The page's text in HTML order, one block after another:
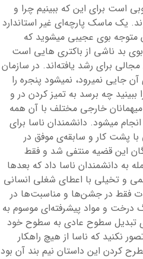
است برای این که ببینیم چرا و
یک ماسک پارچه‌ای غیر استاندارد
متوجه بوی عجیبی میشوید که
بد ناشی از باکتری هایی است
برای رشد یافته‌اند. در سازمان
جایی نمیرود، نمیشود پنجره را
ببینید چه برسد به تمیز کردن در و
خارجی مختلف با آن همه
میشود. دانشمندان ناسا برای
با پشت کار و سابقه‌ی موفق در
این قضیه منتفی شد و فقط
به دانشمندان ناسا داد که بعد‌ها
و تخیلی با اعطای شغلی انسانی
فقط در جشن‌ها و مناسبت‌ها در
درخت و مواد پیشرفته‌ای موسوم به
تبدیل سطوح عادی به سطوح خود
نکنید که ناسا از هیچ راهکار
کردن این داستان نیم بند آن بود